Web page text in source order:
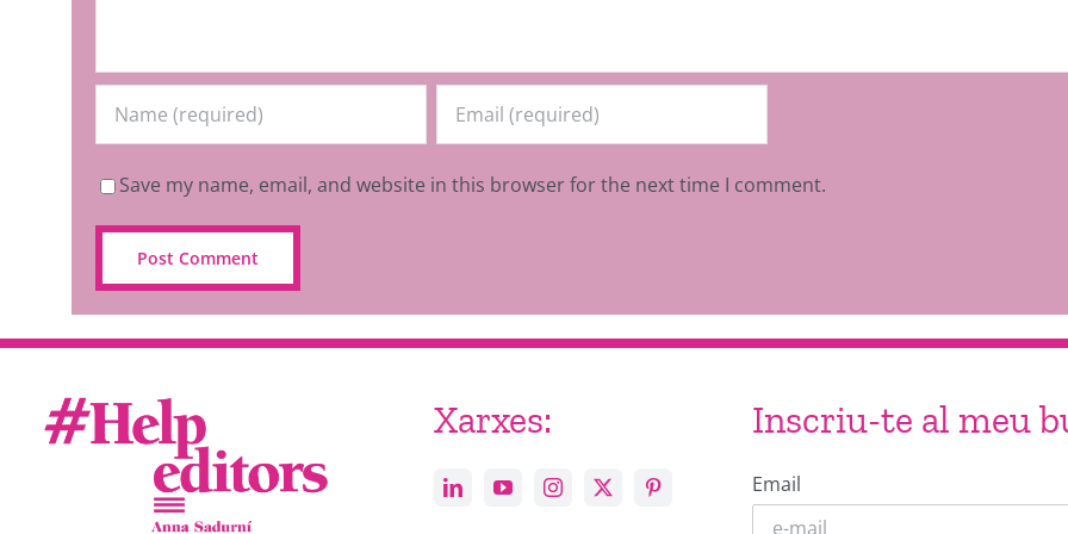
Save my name, email, and website in this browser for the next time I comment.
Xarxes: Inscriu-te al meu
Email